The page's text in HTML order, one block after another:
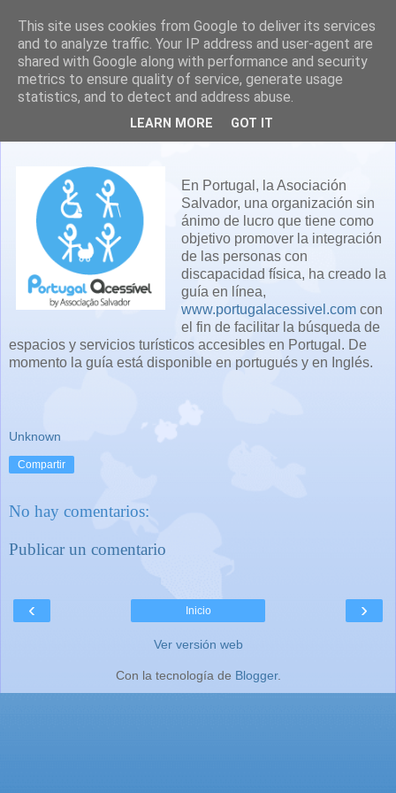
Portugal accesible
En Portugal, la Asociación
Salvador, una organización sin
ánimo de lucro que tiene como
objetivo promover la integración
de las personas con
discapacidad física, ha creado la
guía en línea,
www.portugalacessivel.com con
el fin de facilitar la búsqueda de
espacios y servicios turísticos accesibles en Portugal . De
momento la guía está disponible en portugués y en Inglés.
Unknown
Compartir
No hay comentarios:
Publicar un comentario
‹ ›
Inicio
Ver versión web
Con la tecnología de Blogger.
This site uses cookies from Google to deliver its services
and to analyze traffic. Your IP address and user-agent are
shared with Google along with performance and security
metrics to ensure quality of service, generate usage
statistics, and to detect and address abuse.
LEARN MORE GOT IT